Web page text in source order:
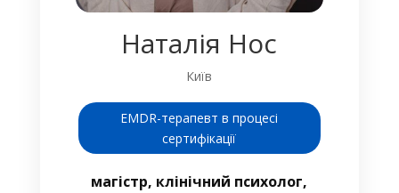
Наталія Нос
Київ
EMDR-терапевт в процесі
сертифікації
магістр, клінічний психолог,